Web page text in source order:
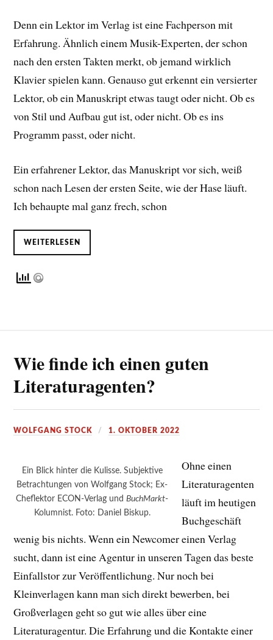
Denn ein Lektor im Verlag ist eine Fachperson mit
Erfahrung. Ähnlich einem Musik-Experten, der schon
nach den ersten Takten merkt, ob jemand wirklich
Klavier spielen kann. Genauso gut erkennt ein versierter
Lektor, ob ein Manuskript etwas taugt oder nicht. Ob es
von Stil und Aufbau gut ist, oder nicht. Ob es ins
Programm passt, oder nicht.
Ein erfahrener Lektor, das Manuskript vor sich, weiß
schon nach Lesen der ersten Seite, wie der Hase läuft.
Ich behaupte mal ganz frech, schon
WEITERLESEN
Wie finde ich einen guten
Literaturagenten?
WOLFGANG STOCK 1. OKTOBER 2022
Ein Blick hinter die Kulisse. Subjektive
Betrachtungen von Wolfgang Stock; Ex-
Cheflektor ECON-Verlag undBuchMarkt-
Kolumnist. Foto: Daniel Biskup.
Ohne einen
Literaturagenten
läuft im heutigen
Buchgeschäft
wenig bis nichts. Wenn ein Newcomer einen Verlag
sucht, dann ist eine Agentur in unseren Tagen das beste
Einfallstor zur Veröffentlichung. Nur noch bei
Kleinverlagen kann man sich direkt bewerben, bei
Großverlagen geht so gut wie alles über eine
Literaturagentur. Die Erfahrung und die Kontakte einer